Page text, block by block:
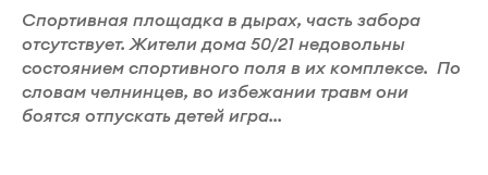
Спортивная площадка в дырах, часть забора
отсутствует. Жители дома 50/21 недовольны
состоянием спортивного поля в их комплексе. По
словам челнинцев, во избежании травм они
боятся отпускать детей игра...